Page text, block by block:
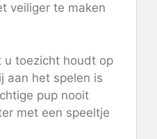
veiliger te maken
u toezicht houdt op
aan het spelen is
pup nooit
met een speeltje